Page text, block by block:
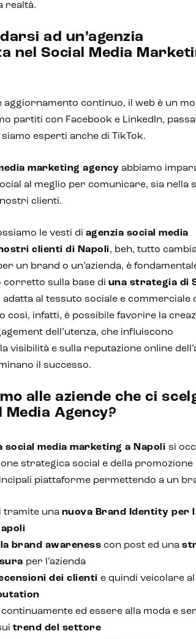
realtà.
ad un’agenzia
nel Social Media
aggiornamento continuo, il web è un
partiti con Facebook e LinkedIn,
esperti anche di TikTok.
marketing agency abbiamo
al meglio per comunicare, sia nella
clienti.
le vesti di agenzia social media
clienti di Napoli, beh, tutto
un brand o un’azienda, è
corretto sulla base di una strategia di
adatta al tessuto sociale e commerciale
così, infatti, è possibile favorire la
dell’utenza, che influiscono
visibilità e sulla reputazione online
il successo.
alle aziende che ci
Media Agency?
social media marketing a Napoli si
strategica social e della promozione
piattaforme permettendo a un
tramite una nuova Brand Identity per
brand awareness con post ed una
per l’azienda
dei clienti e quindi veicolare
ed essere alla moda e
trend del settore